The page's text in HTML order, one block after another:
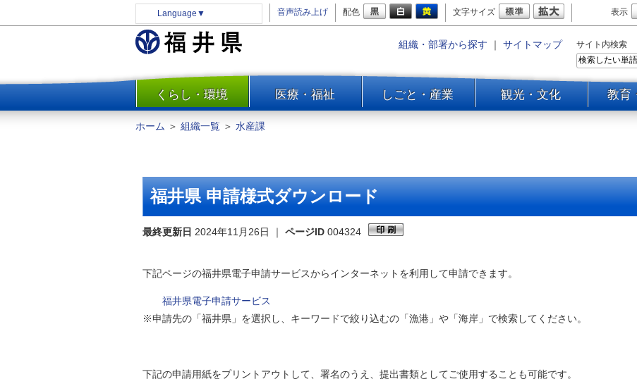
Language ▼ 音声読み上げ 配色 文字サイズ 表示
組織・部署から探す ｜ サイトマップ サイト内検索
一覧
くらし・環境 医療・福祉 しごと・産業 観光・文化 教育
防災
水道・エネルギー
住まい・土地
環境問題・廃棄物対策・リサ
イクル
河川・砂防・港湾
ホーム ＞ 組織一覧 ＞ 水産課
福井県 申請様式ダウンロード
最終更新日 2024年11月26日 ｜ ページID 004324
下記ページの福井県電子申請サービスからインターネットを利用して申請できます。
福井県電子申請サービス
※申請先の「福井県」を選択し、キーワードで絞り込むの「漁港」や「海岸」で検索してください。
下記の申請用紙をプリントアウトして、署名のうえ、提出書類としてご使用することも可能です。